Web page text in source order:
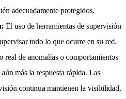
adecuadamente protegidos.
El uso de herramientas de supervisión
todo lo que ocurre en su red.
real de anomalías o comportamientos
más la respuesta rápida. Las
continua mantienen la visibilidad,